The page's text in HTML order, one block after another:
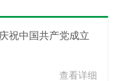
查看详细